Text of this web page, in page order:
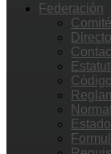
Federación